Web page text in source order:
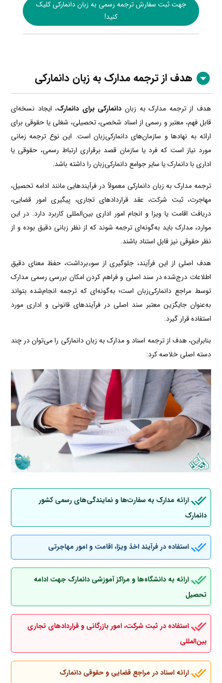
جهت ثبت سفارش ترجمه رسمی به زبان دانمارکی کلیک
کنید!
هدف از ترجمه مدارک به زبان دانمارکی
هدف از ترجمه مدارک به زبان دانمارکی برای دانمارک، ایجاد نسخه‌ای
قابل فهم، معتبر و رسمی از اسناد شخصی، تحصیلی، شغلی یا حقوقی برای
ارائه به نهادها و سازمان‌های دانمارکی‌زبان است. این نوع ترجمه زمانی
مورد نیاز است که فرد یا سازمان قصد برقراری ارتباط رسمی، حقوقی یا
اداری با دانمارک یا سایر جوامع دانمارکی‌زبان را داشته باشد.
ترجمه مدارک به زبان دانمارکی معمولاً در فرآیندهایی مانند ادامه تحصیل،
مهاجرت، ثبت شرکت، عقد قراردادهای تجاری، پیگیری امور قضایی،
دریافت اقامت یا ویزا و انجام امور اداری بین‌المللی کاربرد دارد. در این
موارد، مدارک باید به‌گونه‌ای ترجمه شوند که از نظر زبانی دقیق بوده و از
نظر حقوقی نیز قابل استناد باشند.
هدف اصلی از این فرآیند، جلوگیری از سوءبرداشت، حفظ معنای دقیق
اطلاعات درج‌شده در سند اصلی و فراهم کردن امکان بررسی رسمی مدارک
توسط مراجع دانمارکی‌زبان است؛ به‌گونه‌ای که ترجمه انجام‌شده بتواند
به‌عنوان جایگزین معتبر سند اصلی در فرآیندهای قانونی و اداری مورد
استفاده قرار گیرد.
بنابراین، هدف از ترجمه اسناد و مدارک به زبان دانمارکی را می‌توان در چند
دسته اصلی خلاصه کرد:
ارائه مدارک به سفارت‌ها و نمایندگی‌های رسمی کشور
دانمارک
استفاده در فرآیند اخذ ویزا، اقامت و امور مهاجرتی
ارائه به دانشگاه‌ها و مراکز آموزشی دانمارک جهت ادامه
تحصیل
استفاده در ثبت شرکت، امور بازرگانی و قراردادهای تجاری
بین‌المللی
ارائه اسناد در مراجع قضایی و حقوقی دانمارک